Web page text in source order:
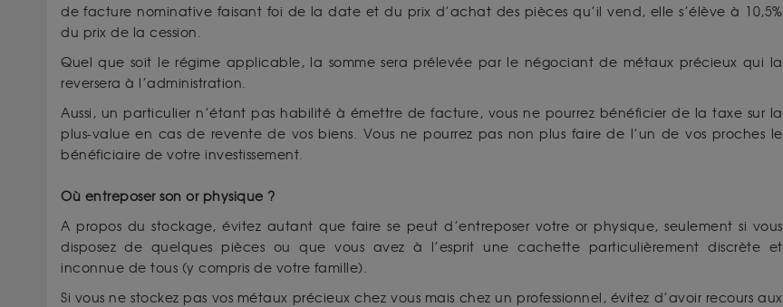
de facture nominative faisant foi de la date et du prix d’achat des pièces qu’il vend, elle s’élève à 10,5%
du prix de la cession.
Quel que soit le régime applicable, la somme sera prélevée par le négociant de métaux précieux qui la
reversera à l’administration.
Aussi, un particulier n’étant pas habilité à émettre de facture, vous ne pourrez bénéficier de la taxe sur la
plus-value en cas de revente de vos biens. Vous ne pourrez pas non plus faire de l’un de vos proches le
bénéficiaire de votre investissement.
Où entreposer son or physique ?
A propos du stockage, évitez autant que faire se peut d’entreposer votre or physique, seulement si vous
disposez de quelques pièces ou que vous avez à l’esprit une cachette particulièrement discrète et
inconnue de tous (y compris de votre famille).
Si vous ne stockez pas vos métaux précieux chez vous mais chez un professionnel, évitez d’avoir recours aux